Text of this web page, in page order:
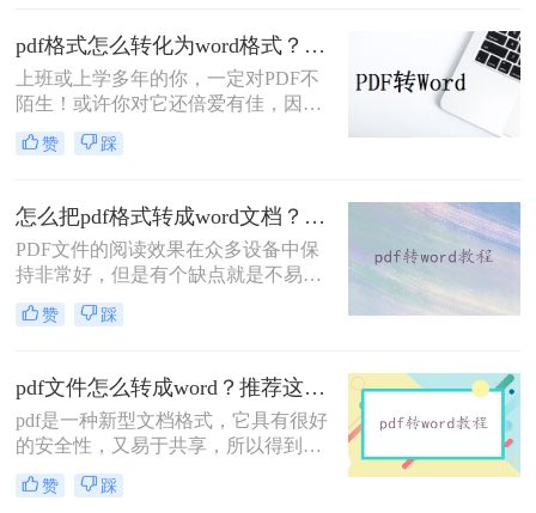
换工具来实现这一目标。那么，PDF
怎么转成word不变格式呢?接下来，
让我们一起去了解一下吧!
pdf格式怎么转化为word格式？三种操作方法分享给你！
上班或上学多年的你，一定对PDF不
陌生！或许你对它还倍爱有佳，因为
不管在哪它都能保留住你设置好的文
档格式！不过，有时候你对它可能也
经常遇到重重阻碍...但，若是PDF能
随时转成Word文档，这种障碍也就不
存在啦，它依旧是你的宠儿~
赞 踩
怎么把pdf格式转成word文档？教你一种简单好用的转换方法！
PDF文件的阅读效果在众多设备中保
持非常好，但是有个缺点就是不易编
辑，有些不想被别人编辑内容的朋友
呢，就喜欢把文档做成PDF格式的，
过，当你办公整理资料的时候需要将
文档内容复制下来，接到都是PDF格
式的文档，那就很心累了。这时候就
需要把pdf格式转成word文档了，那么
怎么把pdf格式转成word文档呢？下面
讲讲在线转换方法。
赞 踩
pdf文件怎么转成word？推荐这二种方法！
pdf是一种新型文档格式，它具有很好
的安全性，又易于共享，所以得到了
广泛的应用。我们认可它的优点，同
时也要接受它的缺点，比如说pdf不是
赞 踩